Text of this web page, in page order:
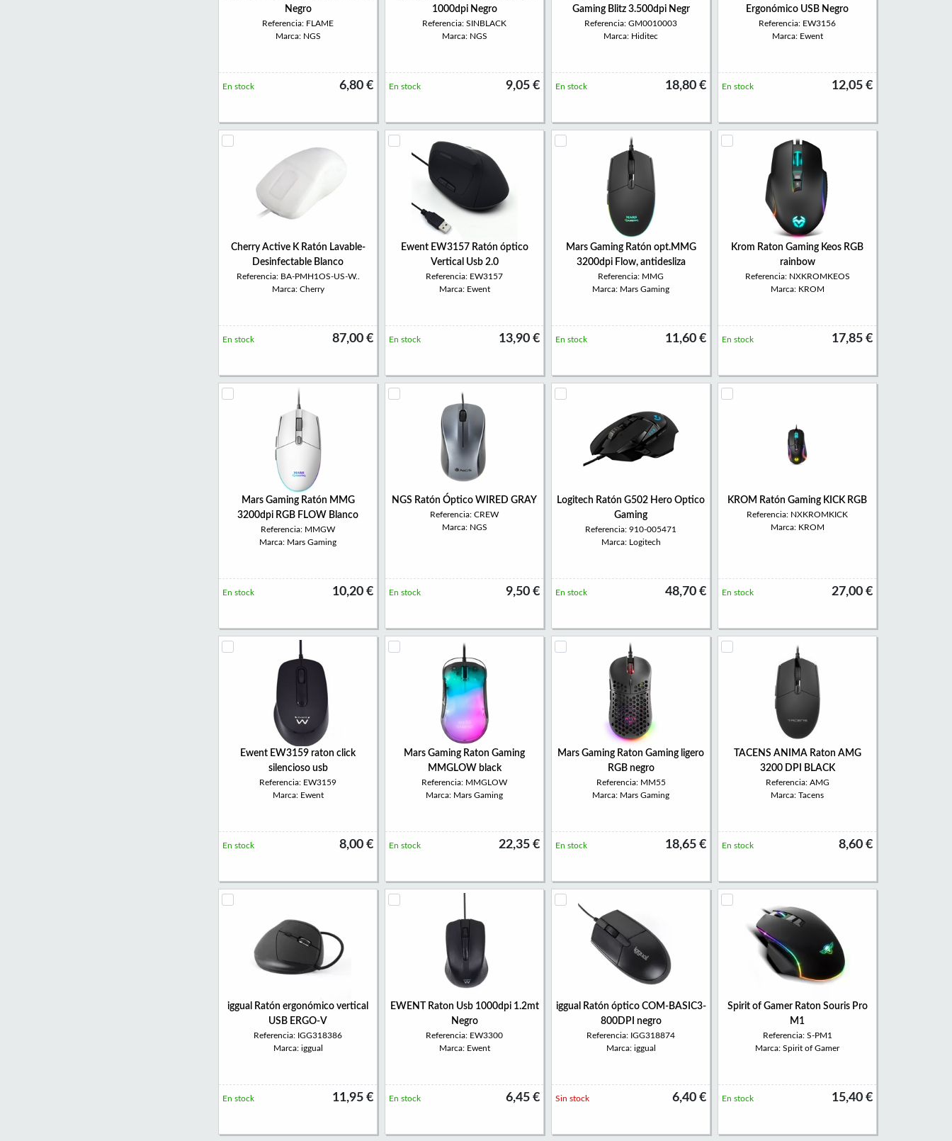
Negro
Referencia: FLAME
Marca: NGS
6,80 €
En stock
1000dpi Negro
Referencia: SINBLACK
Marca: NGS
9,05 €
En stock
Gaming Blitz 3.500dpi Negr
Referencia: GM0010003
Marca: Hiditec
18,80 €
En stock
Ergonómico USB Negro
Referencia: EW3156
Marca: Ewent
12,05 €
En stock
Cherry Active K Ratón Lavable-
Desinfectable Blanco
Referencia: BA-PMH1OS-US-W..
Marca: Cherry
87,00 €
En stock
Ewent EW3157 Ratón óptico
Vertical Usb 2.0
Referencia: EW3157
Marca: Ewent
13,90 €
En stock
Mars Gaming Ratón opt.MMG
3200dpi Flow, antidesliza
Referencia: MMG
Marca: Mars Gaming
11,60 €
En stock
Krom Raton Gaming Keos RGB
rainbow
Referencia: NXKROMKEOS
Marca: KROM
17,85 €
En stock
Mars Gaming Ratón MMG
3200dpi RGB FLOW Blanco
Referencia: MMGW
Marca: Mars Gaming
10,20 €
En stock
NGS Ratón Óptico WIRED GRAY
Referencia: CREW
Marca: NGS
9,50 €
En stock
Logitech Ratón G502 Hero Optico
Gaming
Referencia: 910-005471
Marca: Logitech
48,70 €
En stock
KROM Ratón Gaming KICK RGB
Referencia: NXKROMKICK
Marca: KROM
27,00 €
En stock
Ewent EW3159 raton click
silencioso usb
Referencia: EW3159
Marca: Ewent
8,00 €
En stock
Mars Gaming Raton Gaming
MMGLOW black
Referencia: MMGLOW
Marca: Mars Gaming
22,35 €
En stock
Mars Gaming Raton Gaming ligero
RGB negro
Referencia: MM55
Marca: Mars Gaming
18,65 €
En stock
TACENS ANIMA Raton AMG
3200 DPI BLACK
Referencia: AMG
Marca: Tacens
8,60 €
En stock
iggual Ratón ergonómico vertical
USB ERGO-V
Referencia: IGG318386
Marca: iggual
11,95 €
En stock
EWENT Raton Usb 1000dpi 1.2mt
Negro
Referencia: EW3300
Marca: Ewent
6,45 €
En stock
iggual Ratón óptico COM-BASIC3-
800DPI negro
Referencia: IGG318874
Marca: iggual
6,40 €
Sin stock
Spirit of Gamer Raton Souris Pro
M1
Referencia: S-PM1
Marca: Spirit of Gamer
15,40 €
En stock